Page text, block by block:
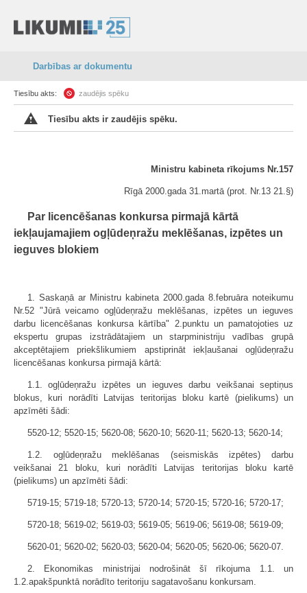
Darbības ar dokumentu
Tiesību akts: zaudējis spēku
Tiesību akts ir zaudējis spēku.
Ministru kabineta rīkojums Nr.157
Rīgā 2000.gada 31.martā (prot. Nr.13 21.§)
Par licencēšanas konkursa pirmajā kārtā
iekļaujamajiem ogļūdeņražu meklēšanas, izpētes un
ieguves blokiem
1. Saskaņā ar Ministru kabineta 2000.gada 8.februāra noteikumu
Nr.52 "Jūrā veicamo ogļūdeņražu meklēšanas, izpētes un ieguves
darbu licencēšanas konkursa kārtība" 2.punktu un pamatojoties uz
ekspertu grupas izstrādātajiem un starpministriju vadības grupā
akceptētajiem priekšlikumiem apstiprināt iekļaušanai ogļūdeņražu
licencēšanas konkursa pirmajā kārtā:
1.1. ogļūdeņražu izpētes un ieguves darbu veikšanai septiņus
blokus, kuri norādīti Latvijas teritorijas bloku kartē (pielikums) un
apzīmēti šādi:
5520-12; 5520-15; 5620-08; 5620-10; 5620-11; 5620-13; 5620-14;
1.2. ogļūdeņražu meklēšanas (seismiskās izpētes) darbu
veikšanai 21 bloku, kuri norādīti Latvijas teritorijas bloku kartē
(pielikums) un apzīmēti šādi:
5719-15; 5719-18; 5720-13; 5720-14; 5720-15; 5720-16; 5720-17;
5720-18; 5619-02; 5619-03; 5619-05; 5619-06; 5619-08; 5619-09;
5620-01; 5620-02; 5620-03; 5620-04; 5620-05; 5620-06; 5620-07.
2. Ekonomikas ministrijai nodrošināt šī rīkojuma 1.1. un
1.2.apakšpunktā norādīto teritoriju sagatavošanu konkursam.